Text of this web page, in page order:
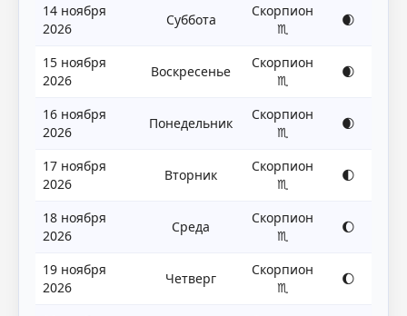
14 ноября
2026
Суббота
Скорпион
♏
🌒
15 ноября
2026
Воскресенье
Скорпион
♏
🌒
16 ноября
2026
Понедельник
Скорпион
♏
🌒
17 ноября
2026
Вторник
Скорпион
♏
🌓
18 ноября
2026
Среда
Скорпион
♏
🌔
19 ноября
2026
Четверг
Скорпион
♏
🌔